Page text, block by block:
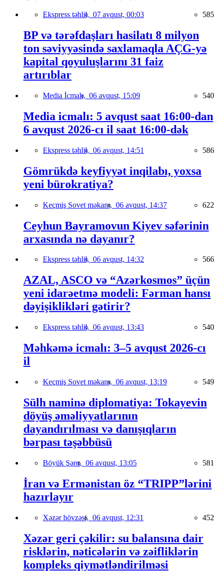
Ekspress təhlil, 07 avqust, 00:03 585
BP və tərəfdaşları hasilatı 8 milyon
ton səviyyəsində saxlamaqla AÇG-yə
kapital qoyuluşlarını 31 faiz
artırıblar
Media İcmalı, 06 avqust, 15:09 540
Media icmalı: 5 avqust saat 16:00-dan
6 avqust 2026-cı il saat 16:00-dək
Ekspress təhlil, 06 avqust, 14:51 586
Gömrükdə keyfiyyət inqilabı, yoxsa
yeni bürokratiya?
Keçmiş Sovet məkanı, 06 avqust, 14:37 622
Ceyhun Bayramovun Kiyev səfərinin
arxasında nə dayanır?
Ekspress təhlil, 06 avqust, 14:32 566
AZAL, ASCO və “Azərkosmos” üçün
yeni idarəetmə modeli: Fərman hansı
dəyişiklikləri gətirir?
Ekspress təhlil, 06 avqust, 13:43 540
Məhkəmə icmalı: 3–5 avqust 2026-cı
il
Keçmiş Sovet məkanı, 06 avqust, 13:19 549
Sülh naminə diplomatiya: Tokayevin
döyüş əməliyyatlarının
dayandırılması və danışıqların
bərpası təşəbbüsü
Böyük Şərq, 06 avqust, 13:05 581
İran və Ermənistan öz “TRIPP”lərini
hazırlayır
Xəzər hövzəsi, 06 avqust, 12:31 452
Xəzər geri çəkilir: su balansına dair
risklərin, nəticələrin və zəifliklərin
kompleks qiymətləndirilməsi